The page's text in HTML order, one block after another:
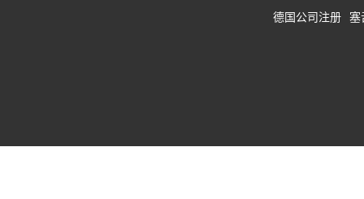
德国公司注册
塞